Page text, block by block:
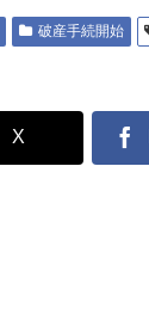
破産手続開始
X